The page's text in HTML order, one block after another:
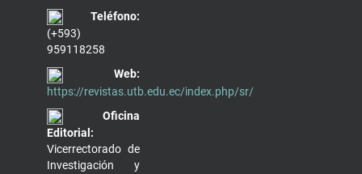
Teléfono:
(+593)
959118258
Web:
https://revistas.utb.edu.ec/index.php/sr/
Oficina
Editorial:
Vicerrectorado de
Investigación y